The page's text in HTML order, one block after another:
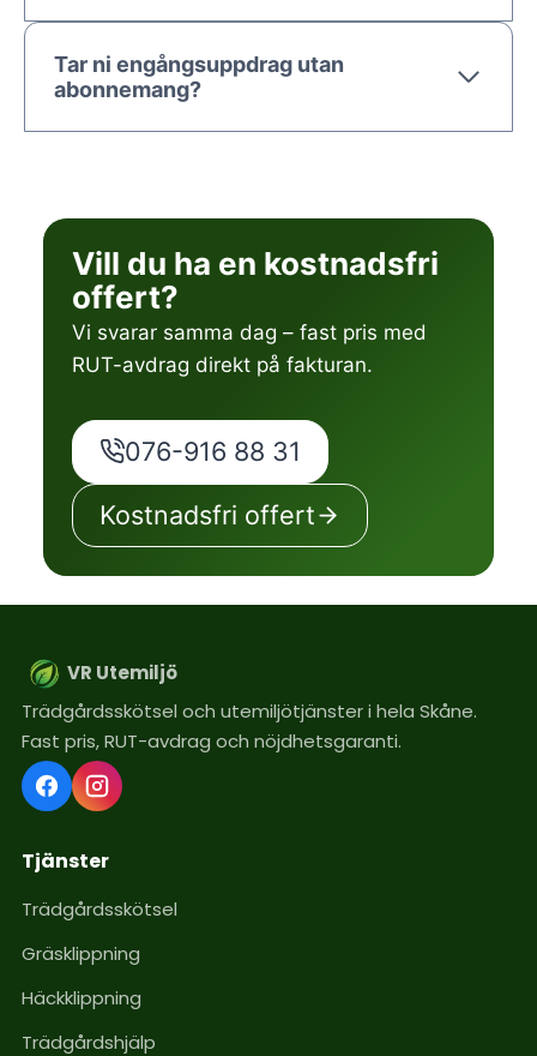
Tar ni engångsuppdrag utan
abonnemang?
Vill du ha en kostnadsfri
offert?
Vi svarar samma dag – fast pris med
RUT-avdrag direkt på fakturan.
076-916 88 31
Kostnadsfri offert
VR Utemiljö
Trädgårdsskötsel och utemiljötjänster i hela Skåne.
Fast pris, RUT-avdrag och nöjdhetsgaranti.
Tjänster
Trädgårdsskötsel
Gräsklippning
Häckklippning
Trädgårdshjälp